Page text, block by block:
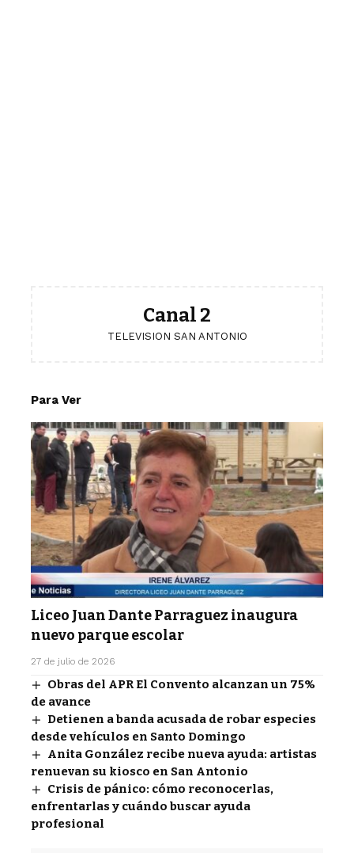
Canal 2
TELEVISION SAN ANTONIO
Para Ver
Liceo Juan Dante Parraguez inaugura
nuevo parque escolar
27 de julio de 2026
Obras del APR El Convento alcanzan un 75%
de avance
Detienen a banda acusada de robar especies
desde vehículos en Santo Domingo
Anita González recibe nueva ayuda: artistas
renuevan su kiosco en San Antonio
Crisis de pánico: cómo reconocerlas,
enfrentarlas y cuándo buscar ayuda
profesional